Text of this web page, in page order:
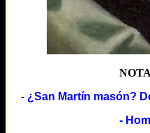
- ¿San Martín masón?
-